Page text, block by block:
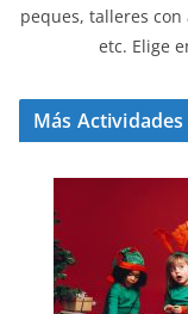
peques, talleres
etc. Elige
Más